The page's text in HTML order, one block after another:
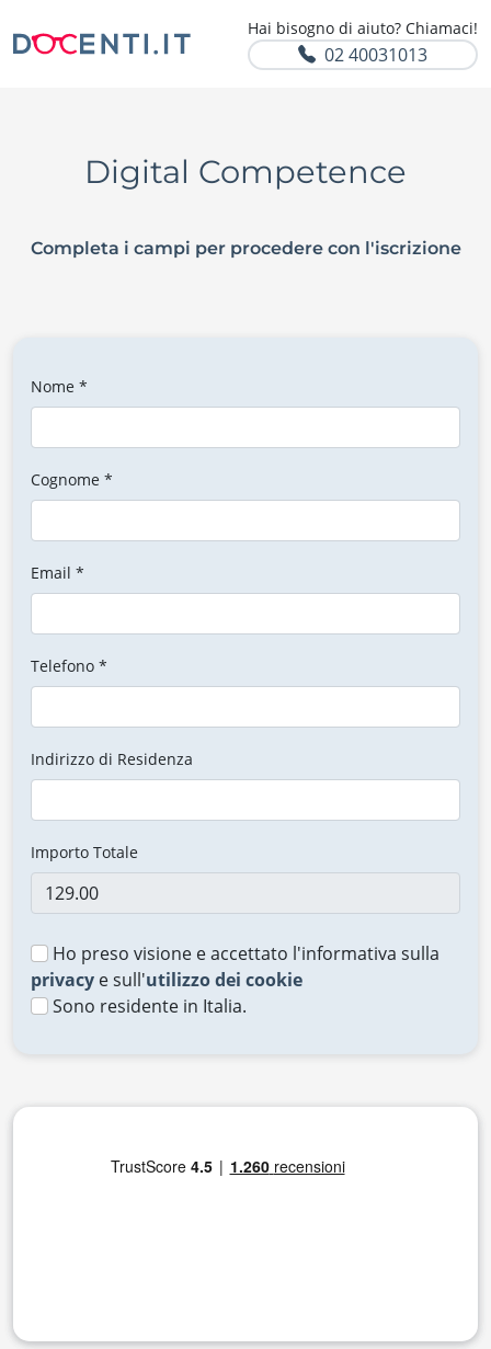
Hai bisogno di aiuto? Chiamaci!
02 40031013
Digital Competence
Completa i campi per procedere con l'iscrizione
Nome *
Cognome *
Email *
Telefono *
Indirizzo di Residenza
Importo Totale
Ho preso visione e accettato l'informativa sulla
privacy e sull'utilizzo dei cookie
Sono residente in Italia.